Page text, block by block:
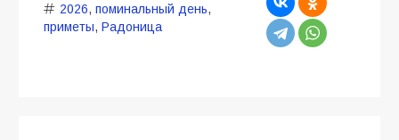
2026, поминальный день,
приметы, Радоница